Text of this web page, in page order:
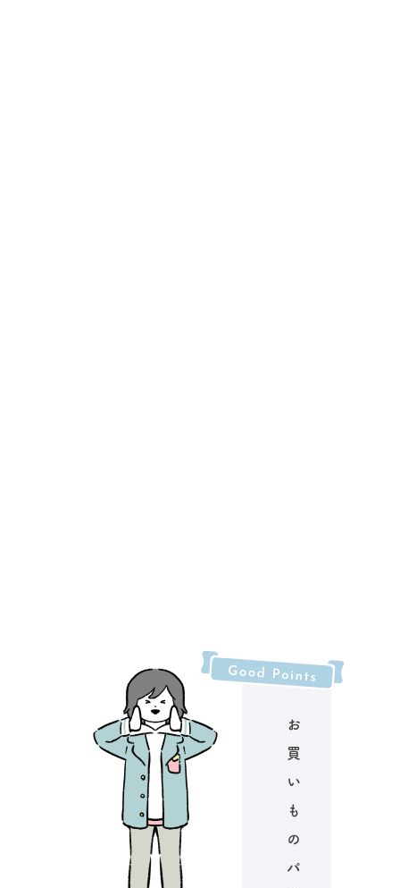
お
買
い
も
の
パ